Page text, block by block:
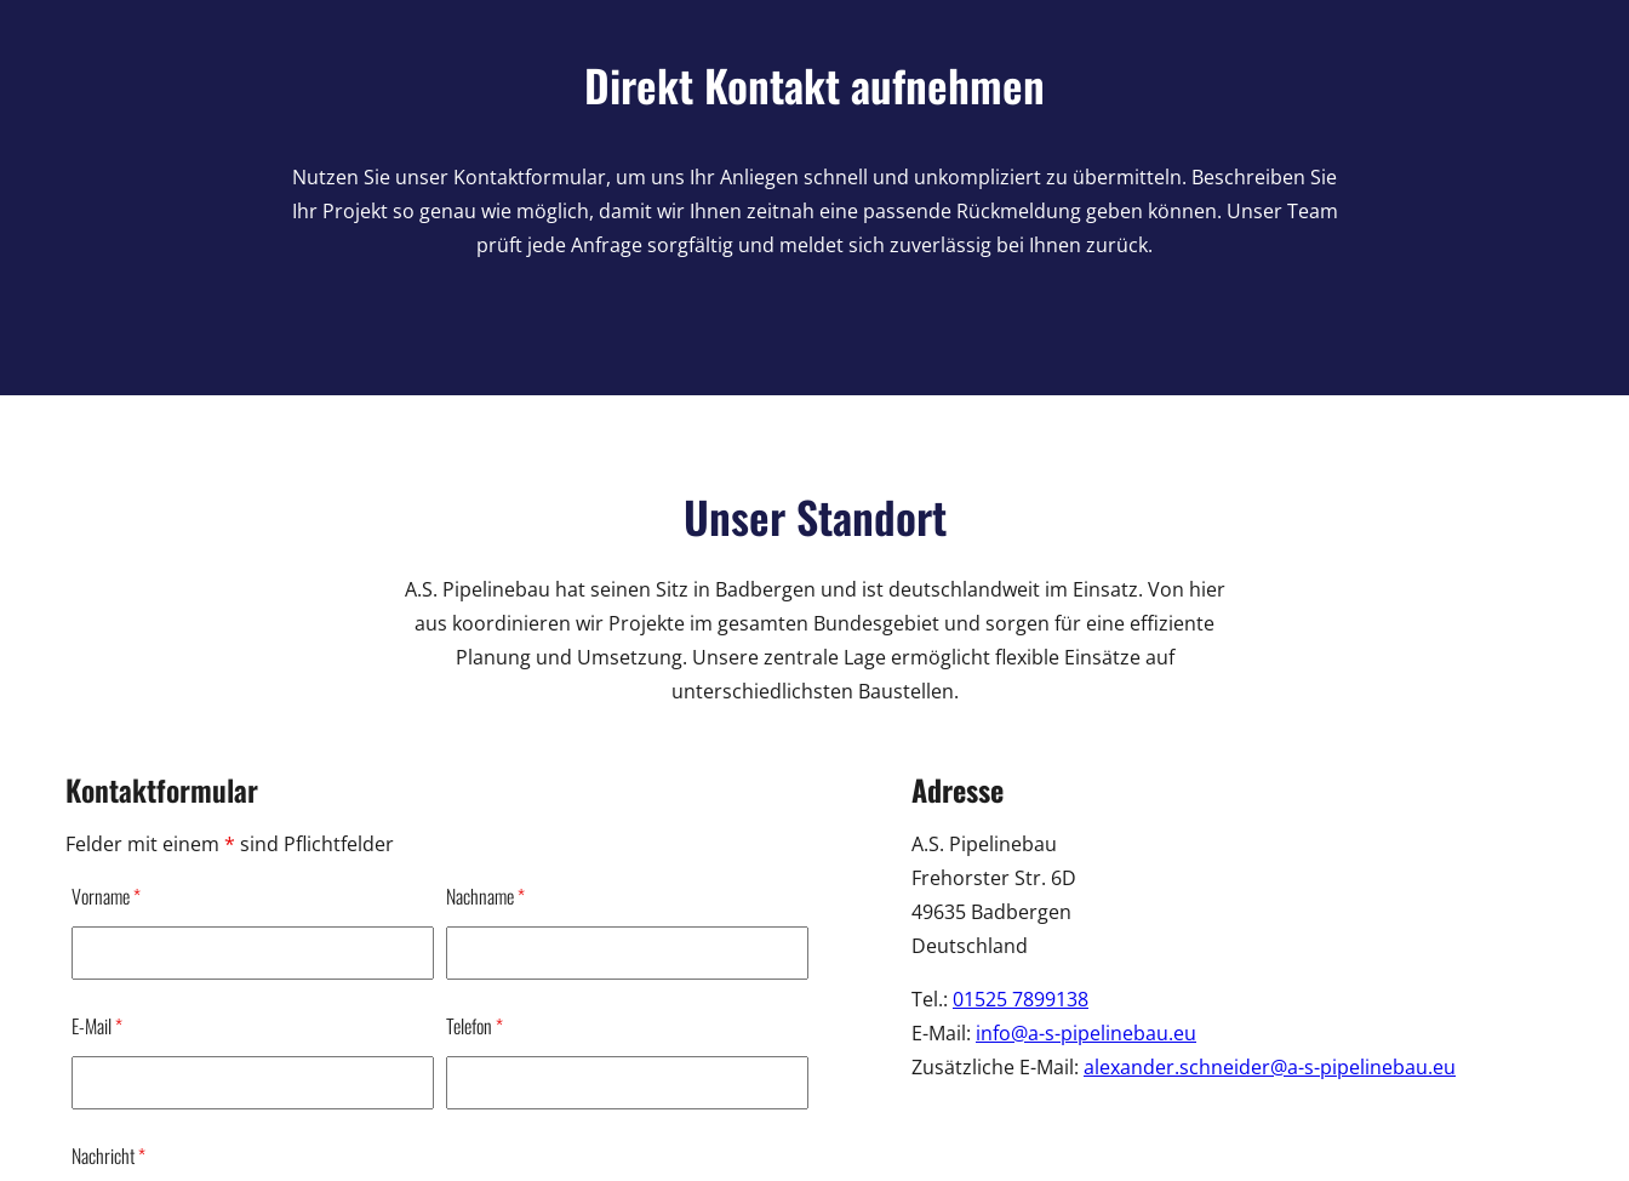
Direkt Kontakt aufnehmen
Nutzen Sie unser Kontaktformular, um uns Ihr Anliegen schnell und unkompliziert zu übermitteln. Beschreiben Sie
Ihr Projekt so genau wie möglich, damit wir Ihnen zeitnah eine passende Rückmeldung geben können. Unser Team
prüft jede Anfrage sorgfältig und meldet sich zuverlässig bei Ihnen zurück.
Unser Standort
A.S. Pipelinebau hat seinen Sitz in Badbergen und ist deutschlandweit im Einsatz. Von hier
aus koordinieren wir Projekte im gesamten Bundesgebiet und sorgen für eine effiziente
Planung und Umsetzung. Unsere zentrale Lage ermöglicht flexible Einsätze auf
unterschiedlichsten Baustellen.
Kontaktformular
Felder mit einem * sind Pflichtfelder
Vorname* Nachname*
E-Mail* Telefon*
Nachricht*
Adresse
A.S. Pipelinebau
Frehorster Str. 6D
49635 Badbergen
Deutschland
Tel.: 01525 7899138
E-Mail: info@a-s-pipelinebau.eu
Zusätzliche E-Mail: alexander.schneider@a-s-pipelinebau.eu